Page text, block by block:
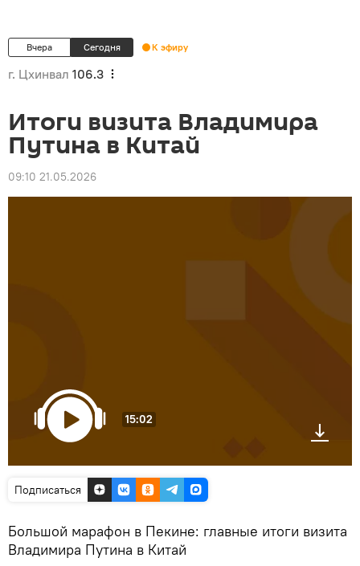
Вчера Сегодня К эфиру
г. Цхинвал 106.3
Итоги визита Владимира
Путина в Китай
09:10 21.05.2026
15:02
Подписаться
Большой марафон в Пекине: главные итоги визита
Владимира Путина в Китай